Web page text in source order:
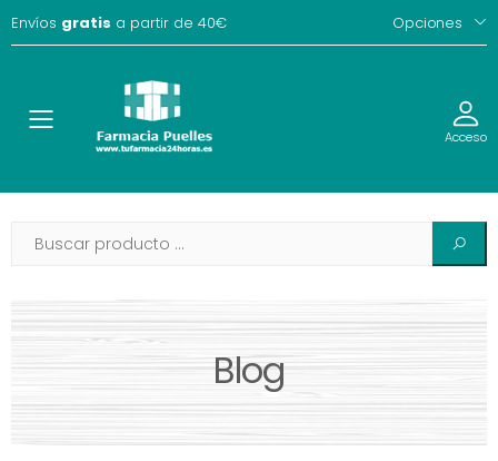
Envíos gratis a partir de 40€ Opciones
Toggle Acceso
Blog